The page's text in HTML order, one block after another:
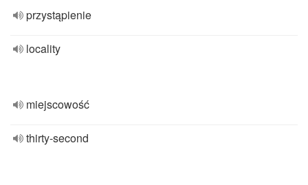
przystąpienie
locality
miejscowość
thirty-second